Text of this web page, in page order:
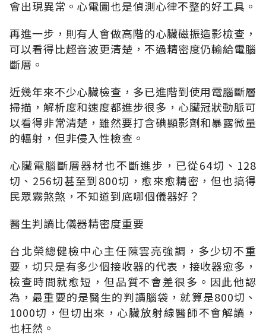
會出現異常。心電圖也是偵測心律不整的好工具。
再進一步，則有人會做高階的心臟磁振造影檢查，
可以看得比超音波更清楚，不過精密度仍輸給電腦
斷層。
近幾年來不少心臟檢查，多已進階到使用電腦斷層
掃描，解析度和速度都進步很多，心臟冠狀動脈可
以看得非常清楚，雖然要打含碘顯影劑和暴露微量
的輻射，但非侵入性檢查。
心臟電腦斷層器材也不斷進步，已從64切、128
切、256切甚至到800切，愈來愈精密，但也搞得
民眾霧煞煞，不知道到底哪個儀器好？
醫生判讀比儀器精密度重要
台北榮總健檢中心主任陳雲亮強調，多少切不重
要，切只是有多少個接收器的代表，接收器愈多，
檢查時間就愈短，但品質不會差很多。因此他認
為，最重要的是醫生的判讀腦袋，就算是800切、
1000切，但切出來，心臟放射線醫師不會解讀，
也枉然。